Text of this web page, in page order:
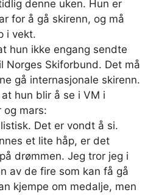
denne uken. Hun er
for å gå skirenn, og må
i vekt.
hun ikke engang sendte
Norges Skiforbund. Det må
gå internasjonale skirenn.
hun blir å se i VM i
og mars:
Det er vondt å si.
et lite håp, er det
drømmen. Jeg tror jeg i
av de fire som kan få gå
kjempe om medalje, men